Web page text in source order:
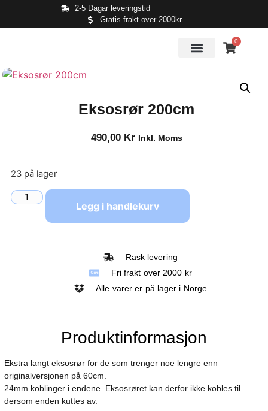
2-5 Dagar leveringstid
Gratis frakt over 2000kr
0
Eksosrør 200cm
490,00 Kr Inkl. Moms
23 på lager
Legg i handlekurv
Rask levering
Fri frakt over 2000 kr
Alle varer er på lager i Norge
Produktinformasjon
Ekstra langt eksosrør for de som trenger noe lengre enn
originalversjonen på 60cm.
24mm koblinger i endene. Eksosrøret kan derfor ikke kobles til
dersom enden kuttes av.